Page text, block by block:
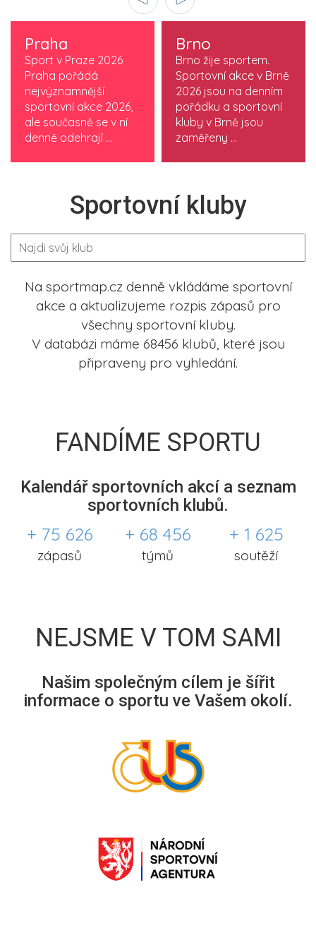
Praha
Sport v Praze 2026
Praha pořádá
nejvýznamnější
sportovní akce 2026,
ale současně se v ní
denně odehrají ...
Brno
Brno žije sportem.
Sportovní akce v Brně
2026 jsou na denním
pořádku a sportovní
kluby v Brně jsou
zaměřeny ...
Sportovní kluby
Na sportmap.cz denně vkládáme sportovní
akce a aktualizujeme rozpis zápasů pro
všechny sportovní kluby.
V databázi máme 68456 klubů, které jsou
připraveny pro vyhledání.
FANDÍME SPORTU
Kalendář sportovních akcí a seznam
sportovních klubů.
+ 75 626
zápasů
+ 68 456
týmů
+ 1 625
soutěží
NEJSME V TOM SAMI
Našim společným cílem je šířit
informace o sportu ve Vašem okolí.